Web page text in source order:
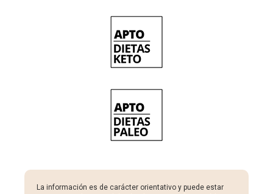
La información es de carácter orientativo y puede estar